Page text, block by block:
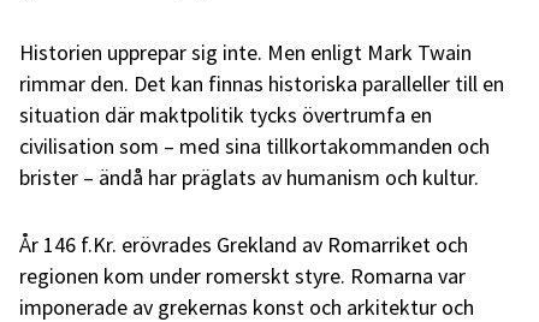
Historien upprepar sig inte. Men enligt Mark Twain
rimmar den. Det kan finnas historiska paralleller till en
situation där maktpolitik tycks övertrumfa en
civilisation som – med sina tillkortakommanden och
brister – ändå har präglats av humanism och kultur.
År 146 f.Kr. erövrades Grekland av Romarriket och
regionen kom under romerskt styre. Romarna var
imponerade av grekernas konst och arkitektur och